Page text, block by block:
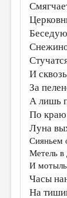
КОНКУРСЫ
ДЕТСКАЯ
КНИЖНАЯ
ОБЗОР
СТРАНИЦЫ
КОЛОНКА
ОТ
И
За
А лишь
По краю
Луна
Сияньем
Метель в
И
Часы
На